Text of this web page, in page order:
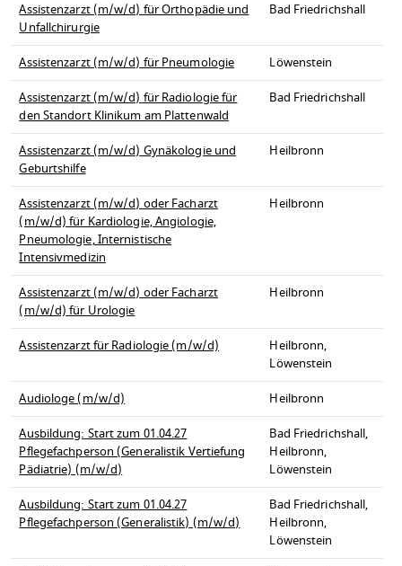
Assistenzarzt (m/w/d) für Orthopädie und
Unfallchirurgie
Bad Friedrichshall
Assistenzarzt (m/w/d) für Pneumologie
Löwenstein
Assistenzarzt (m/w/d) für Radiologie für
den Standort Klinikum am Plattenwald
Bad Friedrichshall
Assistenzarzt (m/w/d) Gynäkologie und
Geburtshilfe
Heilbronn
Assistenzarzt (m/w/d) oder Facharzt
(m/w/d) für Kardiologie, Angiologie,
Pneumologie, Internistische
Intensivmedizin
Heilbronn
Assistenzarzt (m/w/d) oder Facharzt
(m/w/d) für Urologie
Heilbronn
Assistenzarzt für Radiologie (m/w/d)
Heilbronn,
Löwenstein
Audiologe (m/w/d)
Heilbronn
Ausbildung: Start zum 01.04.27
Pflegefachperson (Generalistik Vertiefung
Pädiatrie) (m/w/d)
Bad Friedrichshall,
Heilbronn,
Löwenstein
Ausbildung: Start zum 01.04.27
Pflegefachperson (Generalistik) (m/w/d)
Bad Friedrichshall,
Heilbronn,
Löwenstein